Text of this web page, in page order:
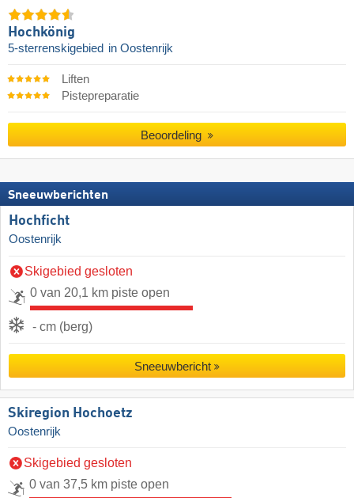
Hochkönig
5-sterrenskigebied in Oostenrijk
Liften
Pistepreparatie
Beoordeling
Sneeuwberichten
Hochficht
Oostenrijk
Skigebied gesloten
0 van 20,1 km piste open
- cm (berg)
Sneeuwbericht
Skiregion Hochoetz
Oostenrijk
Skigebied gesloten
0 van 37,5 km piste open